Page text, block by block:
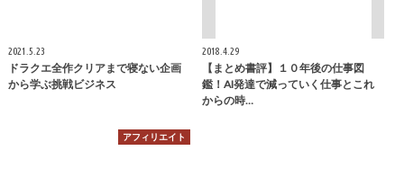
2021.5.23
ドラクエ全作クリアまで寝ない企画
から学ぶ挑戦ビジネス
2018.4.29
【まとめ書評】１０年後の仕事図
鑑！AI発達で減っていく仕事とこれ
からの時…
アフィリエイト